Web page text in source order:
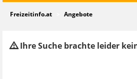
Freizeitinfo.at Angebote
Ihre Suche brachte leider